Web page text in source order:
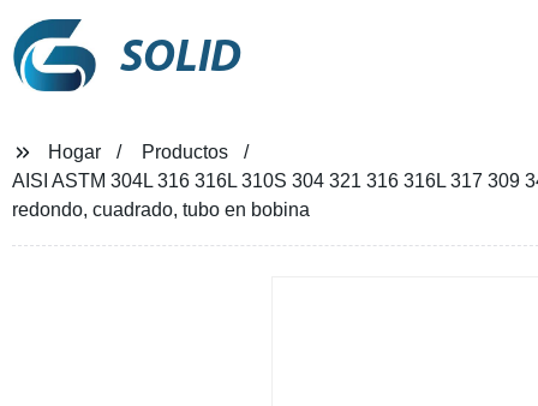
SOLID
Hogar
Productos
AISI ASTM 304L 316 316L 310S 304 321 316 316L 317
redondo, cuadrado, tubo en bobina